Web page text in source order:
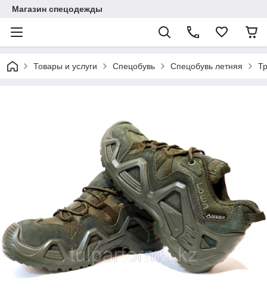
Магазин спецодежды
Товары и услуги Спецобувь Спецобувь летняя